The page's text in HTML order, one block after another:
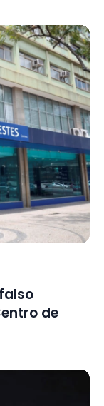
de